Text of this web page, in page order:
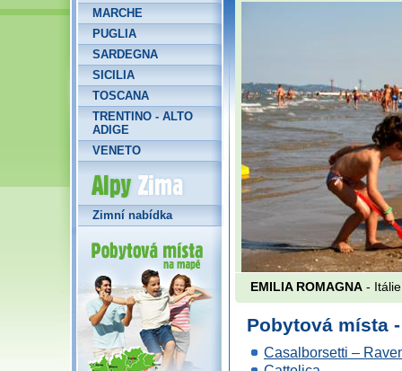
EMILIA ROMAGNA - Itálie
Pobytová místa
Casalborsetti –
MARCHE
PUGLIA
SARDEGNA
SICILIA
TOSCANA
TRENTINO - ALTO
ADIGE
VENETO
Alpy Zima
Zimní nabídka